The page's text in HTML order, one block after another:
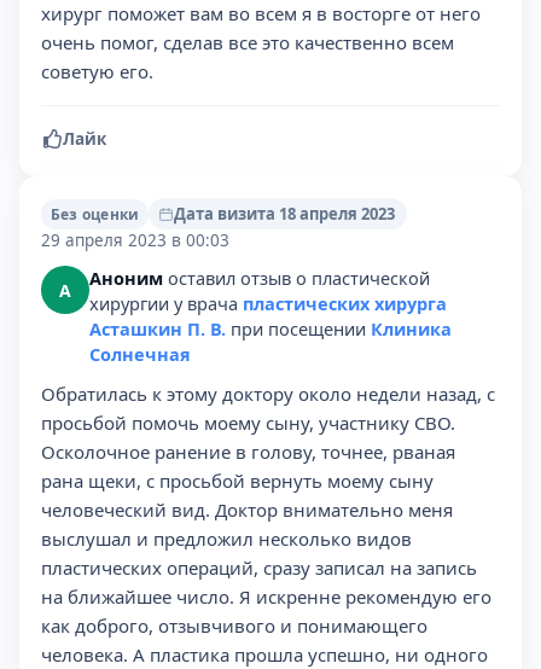
хирург поможет вам во всем я в восторге от него
очень помог, сделав все это качественно всем
советую его.
Лайк
Без оценки
Дата визита 18 апреля 2023
29 апреля 2023 в 00:03
А Аноним оставил отзыв о пластической
хирургии у врача пластических хирурга
Асташкин П. В. при посещении Клиника
Солнечная
Обратилась к этому доктору около недели назад, с
просьбой помочь моему сыну, участнику СВО.
Осколочное ранение в голову, точнее, рваная
рана щеки, с просьбой вернуть моему сыну
человеческий вид. Доктор внимательно меня
выслушал и предложил несколько видов
пластических операций, сразу записал на запись
на ближайшее число. Я искренне рекомендую его
как доброго, отзывчивого и понимающего
человека. А пластика прошла успешно, ни одного